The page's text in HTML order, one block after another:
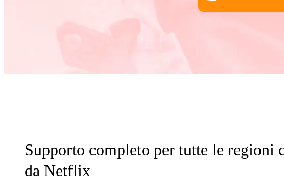
Supporto completo per tutte le regioni
da Netflix